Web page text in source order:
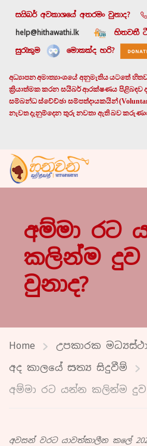
සයිබර් අවකාශයේ අතරමං වුනාද?
help@hithawathi.lk
හිතවතී
සුරැකුම
මොකක්ද හරි?
අධ්‍යාපන අමාත්‍යාංශයේ අනුමැතිය යටතේ
ක්‍රියාත්මක කරන සයිබර් ආරක්ෂණය පිළිබඳව
සම්බන්ධ ස්වේච්ඡා සම්පත්දායකයින්
නැවත දැනුම්දෙන තුරු නවතා ඇති බව
අම්මා රට
කලින්ම
වුනාද?
Home
උපකාරක
අද කාලයේ සත්‍ය සිදුවීම්
අම්මා රට යන්න කලින්ම දුව
අවසන් වරට යාවත්කාලීන කලේ